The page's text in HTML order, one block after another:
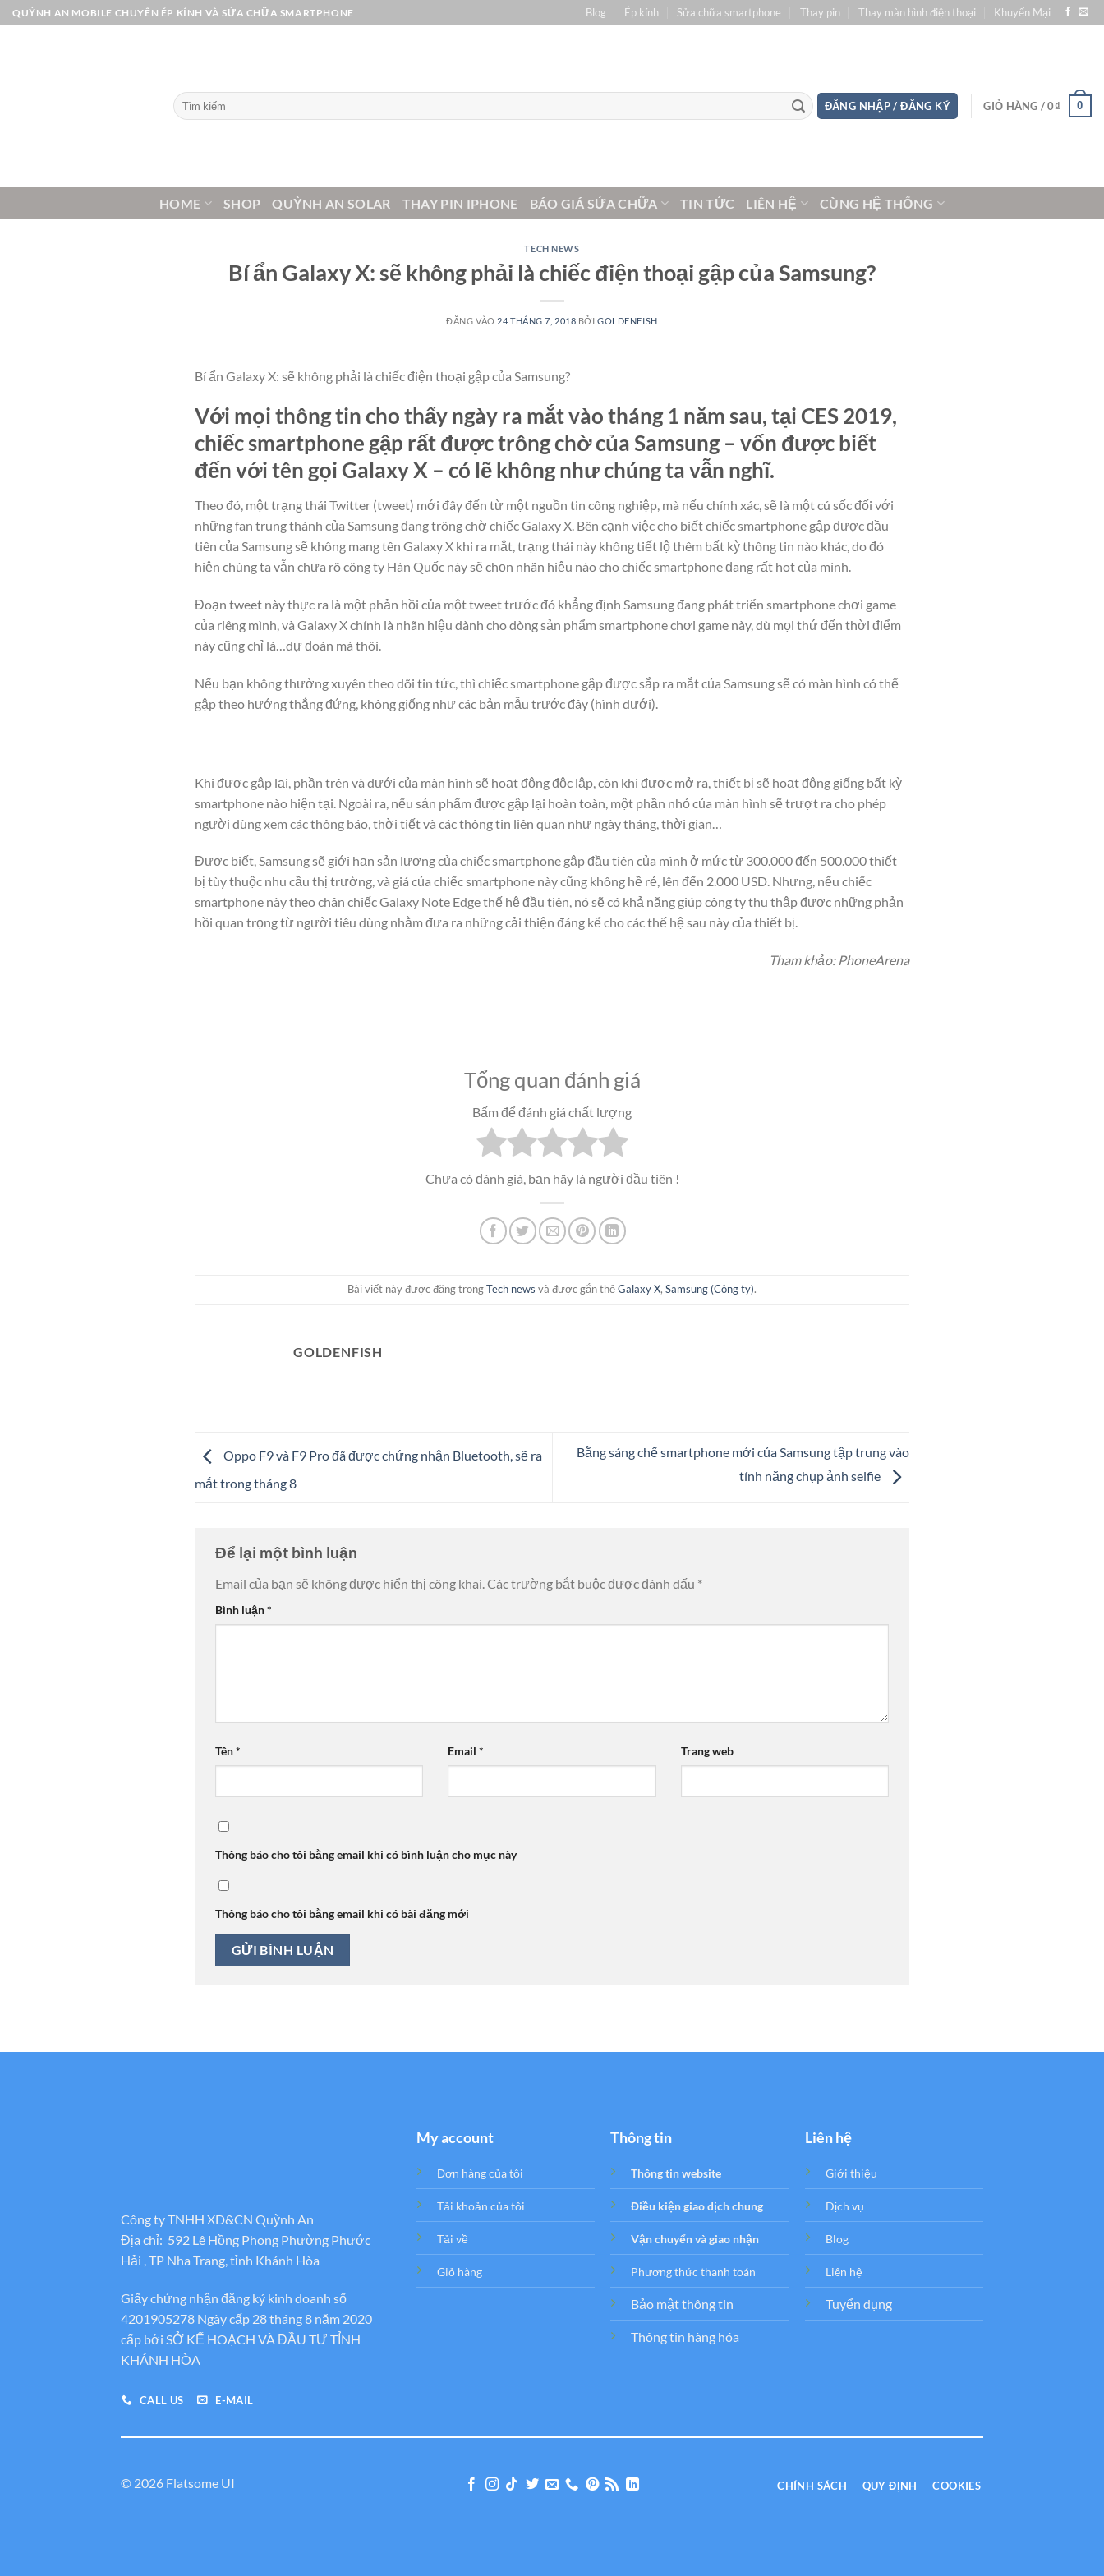
Bỏ
qua
QUỲNH AN MOBILE CHUYÊN ÉP KÍNH VÀ SỬA CHỮA SMARTPHONE Blog Ép kính Sửa chữa smartphone Thay pin Thay màn hình điện thoại Khuyến Mại
Tìm
kiếm:
ĐĂNG NHẬP / ĐĂNG KÝ GIỎ HÀNG /0₫ 0
HOME SHOP QUỲNH AN SOLAR THAY PIN IPHONE BÁO GIÁ SỬA CHỮA TIN TỨC LIÊN HỆ CÙNG HỆ THỐNG
TECH NEWS
Bí ẩn Galaxy X: sẽ không phải là chiếc điện thoại gập của Samsung?
ĐĂNG VÀO 24 THÁNG 7, 2018 BỞIGOLDENFISH
Bí ẩn Galaxy X: sẽ không phải là chiếc điện thoại gập của Samsung?
Với mọi thông tin cho thấy ngày ra mắt vào tháng 1 năm sau, tại CES 2019,
chiếc smartphone gập rất được trông chờ của Samsung – vốn được biết
đến với tên gọi Galaxy X – có lẽ không như chúng ta vẫn nghĩ.
Theo đó, một trạng thái Twitter (tweet) mới đây đến từ một nguồn tin công nghiệp, mà nếu chính xác, sẽ là một cú sốc đối với
những fan trung thành của Samsung đang trông chờ chiếc Galaxy X. Bên cạnh việc cho biết chiếc smartphone gập được đầu
tiên của Samsung sẽ không mang tên Galaxy X khi ra mắt, trạng thái này không tiết lộ thêm bất kỳ thông tin nào khác, do đó
hiện chúng ta vẫn chưa rõ công ty Hàn Quốc này sẽ chọn nhãn hiệu nào cho chiếc smartphone đang rất hot của mình.
Đoạn tweet này thực ra là một phản hồi của một tweet trước đó khẳng định Samsung đang phát triển smartphone chơi game
của riêng mình, và Galaxy X chính là nhãn hiệu dành cho dòng sản phẩm smartphone chơi game này, dù mọi thứ đến thời điểm
này cũng chỉ là…dự đoán mà thôi.
Nếu bạn không thường xuyên theo dõi tin tức, thì chiếc smartphone gập được sắp ra mắt của Samsung sẽ có màn hình có thể
gập theo hướng thẳng đứng, không giống như các bản mẫu trước đây (hình dưới).
Khi được gập lại, phần trên và dưới của màn hình sẽ hoạt động độc lập, còn khi được mở ra, thiết bị sẽ hoạt động giống bất kỳ
smartphone nào hiện tại. Ngoài ra, nếu sản phẩm được gập lại hoàn toàn, một phần nhỏ của màn hình sẽ trượt ra cho phép
người dùng xem các thông báo, thời tiết và các thông tin liên quan như ngày tháng, thời gian…
Được biết, Samsung sẽ giới hạn sản lượng của chiếc smartphone gập đầu tiên của mình ở mức từ 300.000 đến 500.000 thiết
bị tùy thuộc nhu cầu thị trường, và giá của chiếc smartphone này cũng không hề rẻ, lên đến 2.000 USD. Nhưng, nếu chiếc
smartphone này theo chân chiếc Galaxy Note Edge thế hệ đầu tiên, nó sẽ có khả năng giúp công ty thu thập được những phản
hồi quan trọng từ người tiêu dùng nhằm đưa ra những cải thiện đáng kể cho các thế hệ sau này của thiết bị.
Tham khảo: PhoneArena
Tổng quan đánh giá
Bấm để đánh giá chất lượng
Chưa có đánh giá, bạn hãy là người đầu tiên !
Bài viết này được đăng trongTech news và được gắn thẻGalaxy X, Samsung (Công ty).
GOLDENFISH
Oppo F9 và F9 Pro đã được chứng nhận Bluetooth, sẽ ra
mắt trong tháng 8
Bằng sáng chế smartphone mới của Samsung tập trung vào
tính năng chụp ảnh selfie
Để lại một bình luận
Email của bạn sẽ không được hiển thị công khai.Các trường bắt buộc được đánh dấu *
Bình luận*
Tên* Email* Trang web
Thông báo cho tôi bằng email khi có bình luận cho mục này
Thông báo cho tôi bằng email khi có bài đăng mới
Công ty TNHH XD&CN Quỳnh An
Địa chỉ: 592 Lê Hồng Phong Phường Phước
Hải , TP Nha Trang, tỉnh Khánh Hòa
Giấy chứng nhận đăng ký kinh doanh số
4201905278 Ngày cấp 28 tháng 8 năm 2020
cấp bới SỞ KẾ HOẠCH VÀ ĐẦU TƯ TỈNH
KHÁNH HÒA
CALL US E-MAIL
My account
Đơn hàng của tôi
Tải khoản của tôi
Tải về
Giỏ hàng
Thông tin
Thông tin website
Điều kiện giao dịch chung
Vận chuyển và giao nhận
Phương thức thanh toán
Bảo mật thông tin
Thông tin hàng hóa
Liên hệ
Giới thiệu
Dịch vụ
Blog
Liên hệ
Tuyển dụng
© 2026 Flatsome UI CHÍNH SÁCH QUY ĐỊNH COOKIES